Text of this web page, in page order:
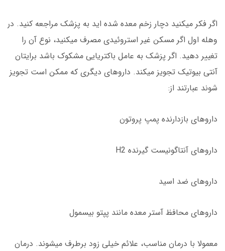
اگر فکر میکنید دچار زخم معده شده اید به پزشک مراجعه کنید. در
وهله اول اگر مسکن غیر استروئیدی مصرف میکنید، نوع آن را
تغییر دهید. اگر پزشک به عامل باکتریایی مشکوک باشد برایتان
آنتی بیوتیک تجویز میکند. داروهای دیگری که ممکن است تجویز
شوند عبارتند از:
داروهای بازدارنده پمپ پروتون
داروهای آنتاگونیست گیرنده H2
داروهای ضد اسید
داروهای محافظ آستر معده مانند پپتو بیسمول
معمولا با درمان مناسب، علائم خیلی زود برطرف میشوند. درمان